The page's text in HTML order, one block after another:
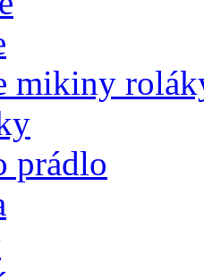
mikiny
prádlo